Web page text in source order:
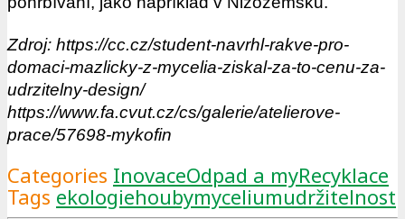
Zdroj: https://cc.cz/student-navrhl-rakve-pro-
domaci-mazlicky-z-mycelia-ziskal-za-to-cenu-za-
udrzitelny-design/
https://www.fa.cvut.cz/cs/galerie/atelierove-
prace/57698-mykofin
Categories InovaceOdpad a myRecyklace
Tags ekologiehoubymyceliumudržitelnost